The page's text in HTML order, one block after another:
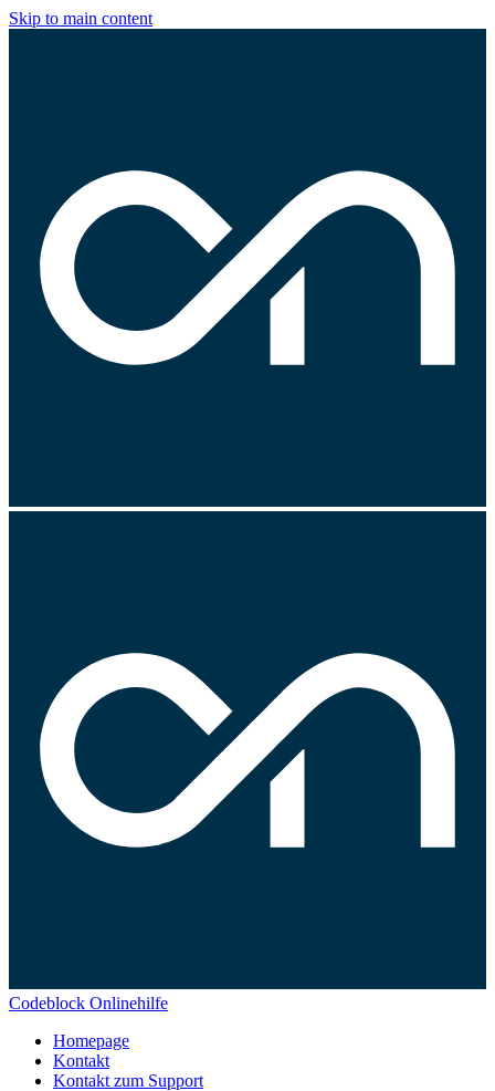
Skip to main content
Codeblock Onlinehilfe
Homepage
Kontakt
Kontakt zum Support